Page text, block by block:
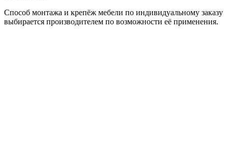
Способ монтажа и крепёж мебели по индивидуальному заказу
выбирается производителем по возможности её применения.